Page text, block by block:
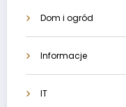
Dom i ogród
Informacje
IT